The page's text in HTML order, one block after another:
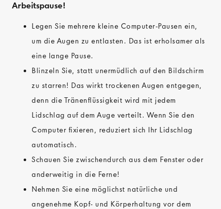
Arbeitspause!
Legen Sie mehrere kleine Computer-Pausen ein,
um die Augen zu entlasten. Das ist erholsamer als
eine lange Pause.
Blinzeln Sie, statt unermüdlich auf den Bildschirm
zu starren! Das wirkt trockenen Augen entgegen,
denn die Tränenflüssigkeit wird mit jedem
Lidschlag auf dem Auge verteilt. Wenn Sie den
Computer fixieren, reduziert sich Ihr Lidschlag
automatisch.
Schauen Sie zwischendurch aus dem Fenster oder
anderweitig in die Ferne!
Nehmen Sie eine möglichst natürliche und
angenehme Kopf- und Körperhaltung vor dem